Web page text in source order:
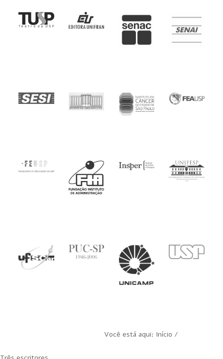
Você está aqui: Início /